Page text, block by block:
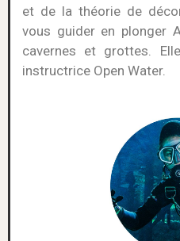
et de la théorie de
vous guider en plonger
cavernes et grottes.
instructrice Open Water.